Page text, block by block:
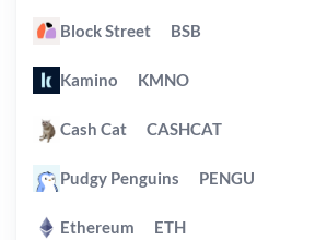
Block Street BSB
Kamino KMNO
Cash Cat CASHCAT
Pudgy Penguins PENGU
Ethereum ETH